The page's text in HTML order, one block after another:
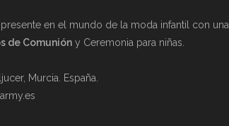
en el mundo de la moda infantil con una
de Comunión y Ceremonia para niñas.
Murcia. España.